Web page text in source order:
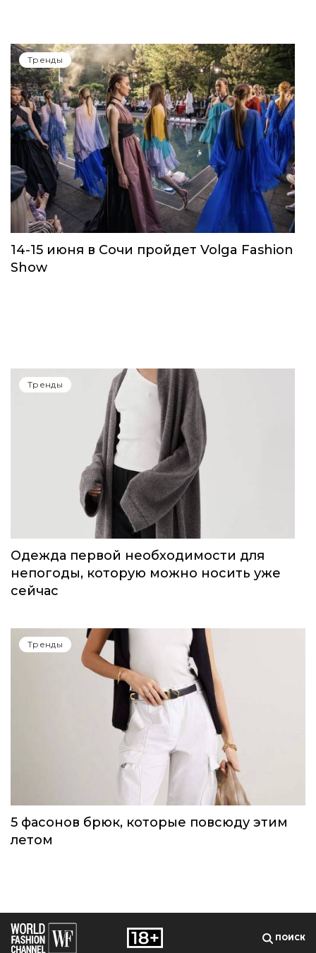
Тренды
14-15 июня в Сочи пройдет Volga Fashion
Тренды
Одежда первой необходимости для
непогоды, которую можно носить уже
сейчас